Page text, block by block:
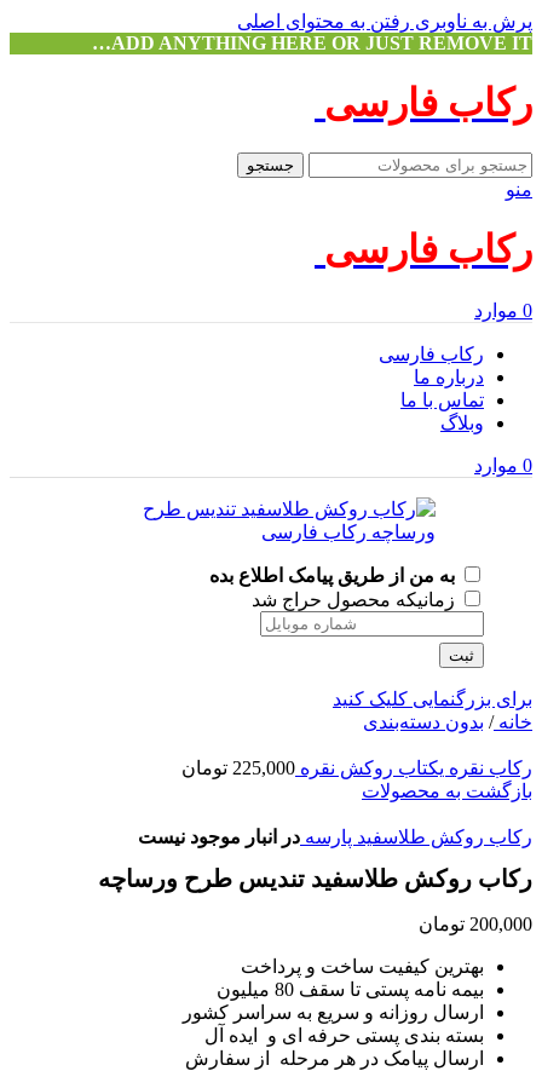
پرش به ناوبری رفتن به محتوای اصلی
ADD ANYTHING HERE OR JUST REMOVE IT…
رکاب فارسی
جستجو
منو
رکاب فارسی
0 موارد
رکاب فارسی
درباره ما
تماس با ما
وبلاگ
0 موارد
به من از طریق پیامک اطلاع بده
زمانیکه محصول حراج شد
ثبت
برای بزرگنمایی کلیک کنید
خانه/ بدون دسته‌بندی
رکاب نقره یکتاب روکش نقره 225,000 تومان
بازگشت به محصولات
رکاب روکش طلاسفید پارسه در انبار موجود نیست
رکاب روکش طلاسفید تندیس طرح ورساچه
200,000 تومان
بهترین کیفیت ساخت و پرداخت
بیمه نامه پستی تا سقف 80 میلیون
ارسال روزانه و سریع به سراسر کشور
بسته بندی پستی حرفه ای و ایده آل
ارسال پیامک در هر مرحله از سفارش